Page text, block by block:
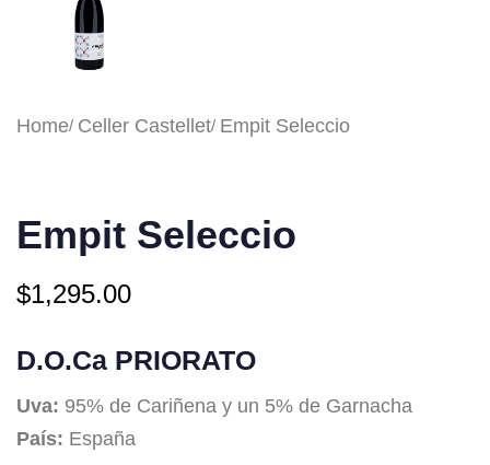
Home Celler Castellet Empit Seleccio
Empit Seleccio
$1,295.00
D.O.Ca PRIORATO
Uva: 95% de Cariñena y un 5% de Garnacha
País: España